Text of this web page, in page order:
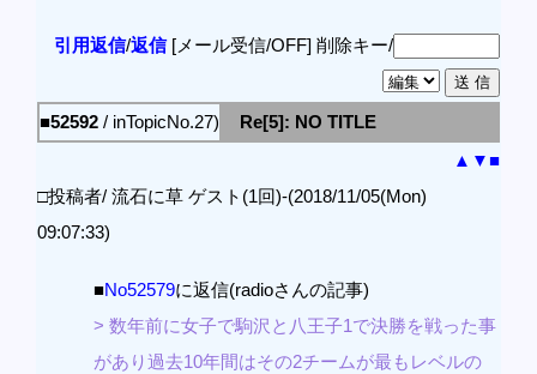
引用返信/返信[メール受信/OFF] 削除キー/
■52592 / inTopicNo.27)
Re[5]: NO TITLE
▲ ▼■
□投稿者/ 流石に草 ゲスト(1回)-(2018/11/05(Mon)
09:07:33)
■No52579に返信(radioさんの記事)
> 数年前に女子で駒沢と八王子1で決勝を戦った事
があり過去10年間はその2チームが最もレベルの